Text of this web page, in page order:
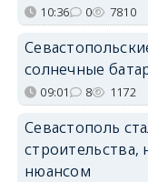
10:36 0 7810
солнечные
09:01 8 1172
Севастополь
нюансом